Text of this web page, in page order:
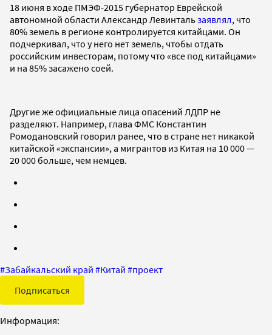
18 июня в ходе ПМЭФ-2015 губернатор Еврейской
автономной области Александр Левинтальзаявлял, что
80% земель в регионе контролируется китайцами. Он
подчеркивал, что у него нет земель, чтобы отдать
российским инвесторам, потому что «все под китайцами»
и на 85% засажено соей.
Другие же официальные лица опасений ЛДПР не
разделяют. Например, глава ФМС Константин
Ромодановский говорил ранее, что в стране нет никакой
китайской «экспансии», а мигрантов из Китая на 10 000 —
20 000 больше, чем немцев.
#Забайкальский край #Китай #проект
Подписаться
Информация: